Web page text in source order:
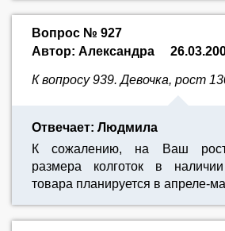
Вопрос № 927
Автор: Александра
К вопросу 939. Девочка, рост
Отвечает: Людмила
К сожалению, на Ваш рост
размера колготок в
товара планируется в апреле-